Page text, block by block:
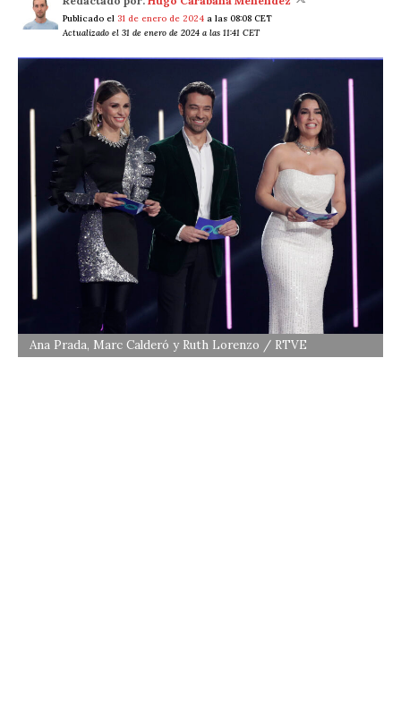
Publicado el 31 de enero de 2024 a las 08:08 CET
Actualizado el 31 de enero de 2024 a las 11:41 CET
Ana Prada, Marc Calderó y Ruth Lorenzo / RTVE